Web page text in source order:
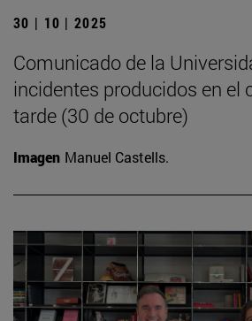
30 | 10 | 2025
Comunicado de la
incidentes producidos en el
tarde (30 de octubre)
Imagen Manuel Castells.